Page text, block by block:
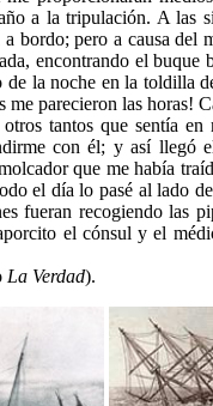
a la tripulación. A las
bordo; pero a causa del
encontrando el buque
la noche en la toldilla
me parecieron las horas!
tantos que sentía
con él; y así llegó
que me había
el día lo pasé al lado
fueran recogiendo las
el cónsul y el
La Verdad).